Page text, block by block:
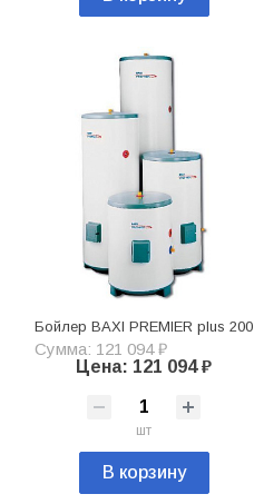
Бойлер BAXI PREMIER plus 200
Сумма: 121 094 ₽
Цена: 121 094 ₽
шт
В корзину